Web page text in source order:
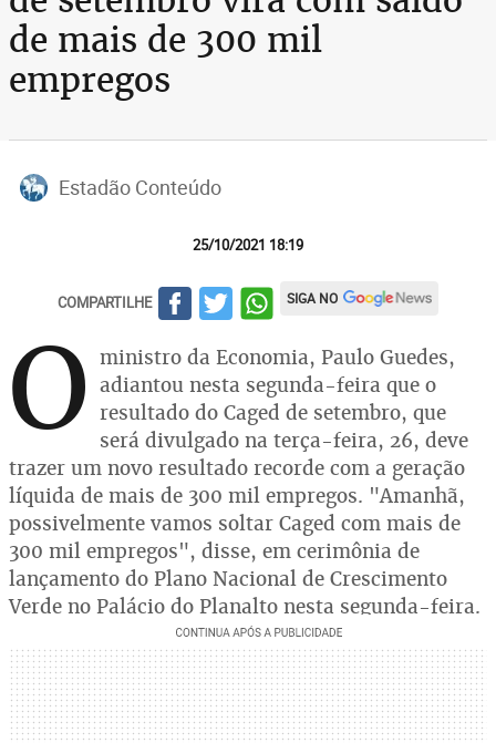
de mais de 300 mil
empregos
Estadão Conteúdo
25/10/2021 18:19
COMPARTILHE SIGA NO
O ministro da Economia, Paulo Guedes,
adiantou nesta segunda-feira que o
resultado do Caged de setembro, que
será divulgado na terça-feira, 26, deve
trazer um novo resultado recorde com a geração
líquida de mais de 300 mil empregos. "Amanhã,
possivelmente vamos soltar Caged com mais de
300 mil empregos", disse, em cerimônia de
lançamento do Plano Nacional de Crescimento
Verde no Palácio do Planalto nesta segunda-feira.